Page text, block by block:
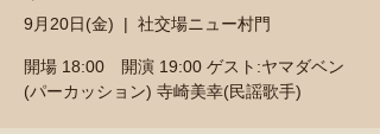
9月20日(金)
  |
社交場ニュー村門
開場 18:00 開演 19:00 ゲスト:ヤマダベン
(パーカッション) 寺崎美幸(民謡歌手)